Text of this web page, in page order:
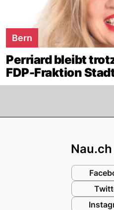
Bern
Perriard bleibt
FDP-Fraktion